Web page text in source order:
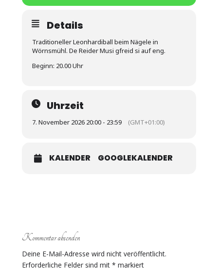
Details
Traditioneller Leonhardiball beim Nägele in
Wörnsmühl. De Reider Musi gfreid si auf eng.
Beginn: 20.00 Uhr
Uhrzeit
7. November 2026 20:00 - 23:59 (GMT+01:00)
KALENDER GOOGLEKALENDER
Kommentar absenden
Deine E-Mail-Adresse wird nicht veröffentlicht.
Erforderliche Felder sind mit * markiert